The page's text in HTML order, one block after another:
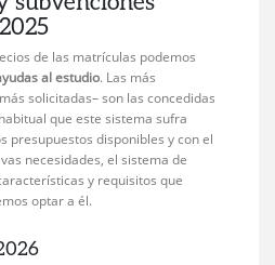
de las matrículas podemos
al estudio. Las más
solicitadas– son las concedidas
que este sistema sufra
presupuestos disponibles y con el
necesidades, el sistema de
y requisitos que
optar a él.